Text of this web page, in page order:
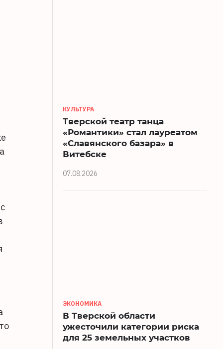
КУЛЬТУРА
Тверской театр танца
«Романтики» стал лауреатом
«Славянского базара» в
Витебске
07.08.2026
ЭКОНОМИКА
В Тверской области
ужесточили категории риска
для 25 земельных участков